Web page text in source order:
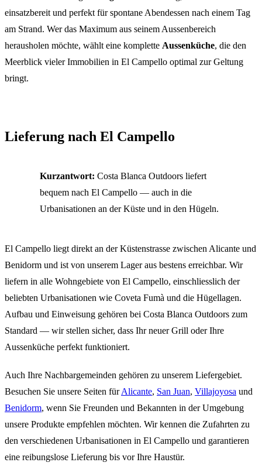
einsatzbereit und perfekt für spontane Abendessen nach einem Tag
am Strand. Wer das Maximum aus seinem Aussenbereich
herausholen möchte, wählt eine komplette Aussenküche, die den
Meerblick vieler Immobilien in El Campello optimal zur Geltung
bringt.
Lieferung nach El Campello
Kurzantwort: Costa Blanca Outdoors liefert
bequem nach El Campello — auch in die
Urbanisationen an der Küste und in den Hügeln.
El Campello liegt direkt an der Küstenstrasse zwischen Alicante und
Benidorm und ist von unserem Lager aus bestens erreichbar. Wir
liefern in alle Wohngebiete von El Campello, einschliesslich der
beliebten Urbanisationen wie Coveta Fumà und die Hügellagen.
Aufbau und Einweisung gehören bei Costa Blanca Outdoors zum
Standard — wir stellen sicher, dass Ihr neuer Grill oder Ihre
Aussenküche perfekt funktioniert.
Auch Ihre Nachbargemeinden gehören zu unserem Liefergebiet.
Besuchen Sie unsere Seiten fürAlicante, San Juan, Villajoyosa und
Benidorm, wenn Sie Freunden und Bekannten in der Umgebung
unsere Produkte empfehlen möchten. Wir kennen die Zufahrten zu
den verschiedenen Urbanisationen in El Campello und garantieren
eine reibungslose Lieferung bis vor Ihre Haustür.